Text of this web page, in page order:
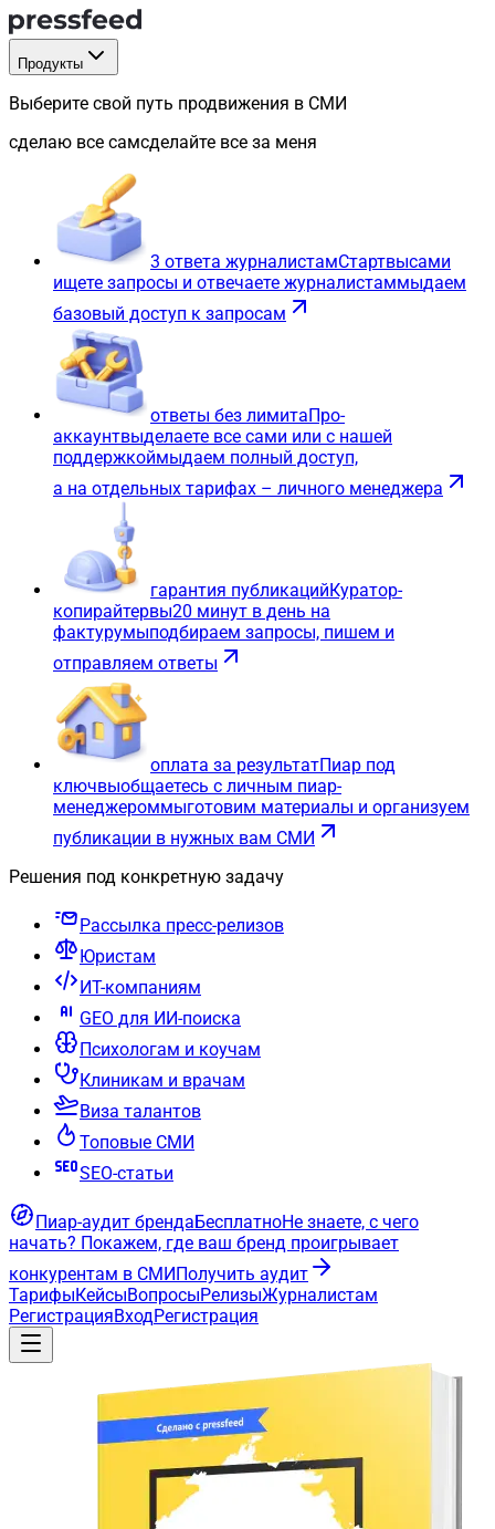
Продукты
Выберите свой путь продвижения в СМИ
сделаю все самсделайте все за меня
3 ответа журналистамСтартвысами
ищете запросы и отвечаете журналистаммыдаем
базовый доступ к запросам
ответы без лимитаПро-
аккаунтвыделаете все сами или с нашей
поддержкоймыдаем полный доступ,
а на отдельных тарифах – личного менеджера
гарантия публикацийКуратор-
копирайтервы20 минут в день на
фактурумыподбираем запросы, пишем и
отправляем ответы
оплата за результатПиар под
ключвыобщаетесь с личным пиар-
менеджероммыготовим материалы и организуем
публикации в нужных вам СМИ
Решения под конкретную задачу
Рассылка пресс-релизов
Юристам
ИТ-компаниям
GEO для ИИ-поиска
Психологам и коучам
Клиникам и врачам
Виза талантов
Топовые СМИ
SEO-статьи
Пиар-аудит брендаБесплатноНе знаете, с чего
начать? Покажем, где ваш бренд проигрывает
конкурентам в СМИПолучить аудит
ТарифыКейсыВопросыРелизыЖурналистам
РегистрацияВходРегистрация